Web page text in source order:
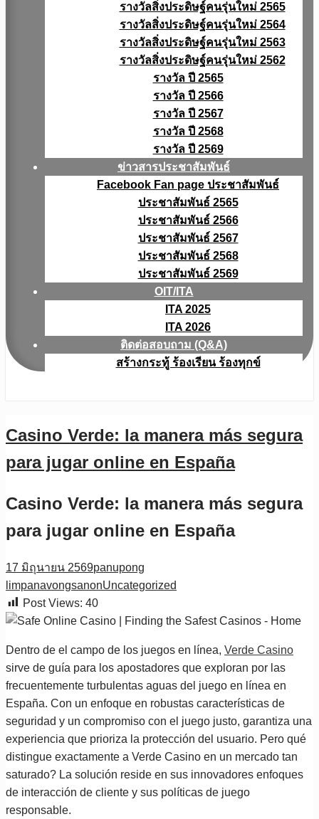
รางวัลสิ่งประดิษฐ์คนรุ่นใหม่ 2565
รางวัลสิ่งประดิษฐ์คนรุ่นใหม่ 2564
รางวัลสิ่งประดิษฐ์คนรุ่นใหม่ 2563
รางวัลสิ่งประดิษฐ์คนรุ่นใหม่ 2562
รางวัล ปี 2565
รางวัล ปี 2566
รางวัล ปี 2567
รางวัล ปี 2568
รางวัล ปี 2569
ข่าวสารประชาสัมพันธ์
Facebook Fan page ประชาสัมพันธ์
ประชาสัมพันธ์ 2565
ประชาสัมพันธ์ 2566
ประชาสัมพันธ์ 2567
ประชาสัมพันธ์ 2568
ประชาสัมพันธ์ 2569
OIT/ITA
ITA 2025
ITA 2026
ติดต่อสอบถาม (Q&A)
สร้างกระทู้ ร้องเรียน ร้องทุกข์
Casino Verde: la manera más segura
para jugar online en España
Casino Verde: la manera más segura
para jugar online en España
17 มิถุนายน 2569panupong
limpanavongsanonUncategorized
Post Views: 40
Dentro de el campo de los juegos en línea, Verde Casino
sirve de guía para los apostadores que exploran por las
frecuentemente turbulentas aguas del juego en línea en
España. Con un enfoque en robustas características de
seguridad y un compromiso con el juego justo, garantiza una
experiencia que prioriza la protección del usuario. Pero qué
distingue exactamente a Verde Casino en un mercado tan
saturado? La solución reside en sus innovadores enfoques
de interacción de cliente y sus políticas de juego
responsable.